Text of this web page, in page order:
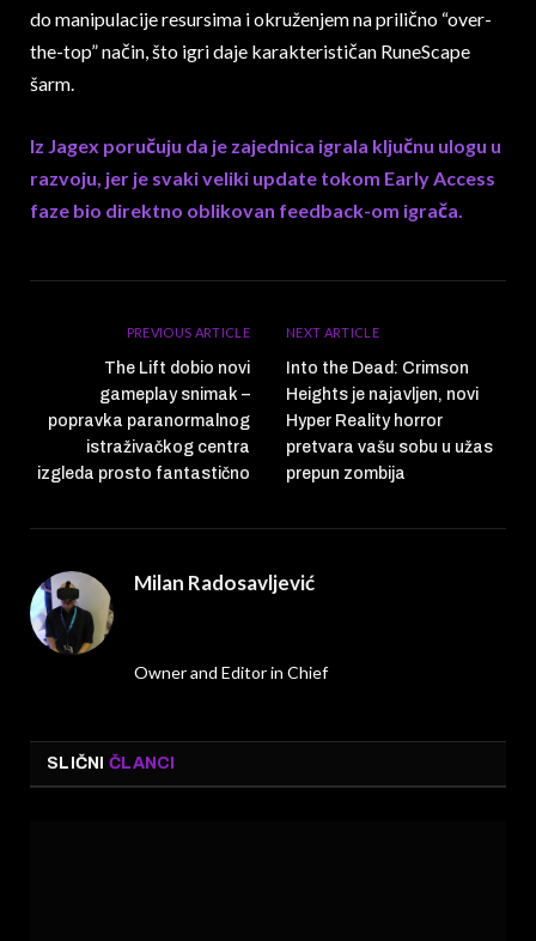
do manipulacije resursima i okruženjem na prilično “over-
the-top” način, što igri daje karakterističan RuneScape
šarm.
Iz Jagex poručuju da je zajednica igrala ključnu ulogu u
razvoju, jer je svaki veliki update tokom Early Access
faze bio direktno oblikovan feedback-om igrača.
PREVIOUS ARTICLE
The Lift dobio novi
gameplay snimak –
popravka paranormalnog
istraživačkog centra
izgleda prosto fantastično
NEXT ARTICLE
Into the Dead: Crimson
Heights je najavljen, novi
Hyper Reality horror
pretvara vašu sobu u užas
prepun zombija
Milan Radosavljević
Owner and Editor in Chief
SLIČNI ČLANCI